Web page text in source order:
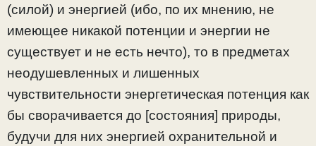
(силой) и энергией (ибо, по их мнению, не
имеющее никакой потенции и энергии не
существует и не есть нечто), то в предметах
неодушевленных и лишенных
чувствительности энергетическая потенция как
бы сворачивается до [состояния] природы,
будучи для них энергией охранительной и